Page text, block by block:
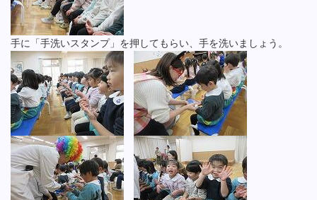
手に「手洗いスタンプ」を押してもらい、手を洗いましょう。